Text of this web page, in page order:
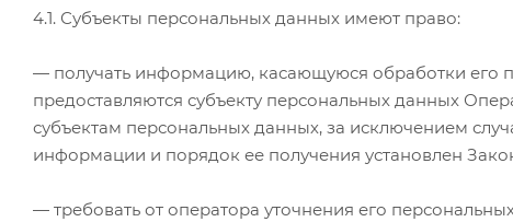
4.1. Субъекты персональных данных имеют право:
— получать информацию, касающуюся обработки его
предоставляются субъекту персональных данных
субъектам персональных данных, за исключением
информации и порядок ее получения установлен
— требовать от оператора уточнения его